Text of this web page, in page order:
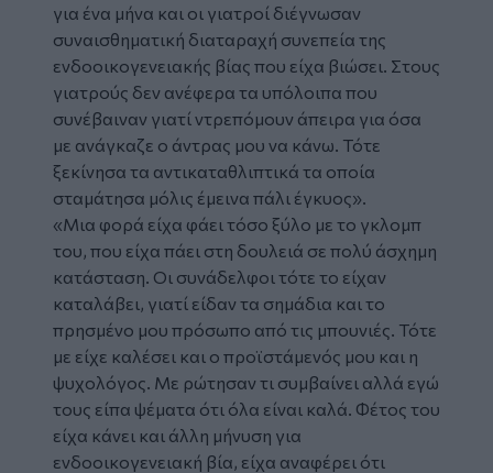
για ένα μήνα και οι γιατροί διέγνωσαν
συναισθηματική διαταραχή συνεπεία της
ενδοοικογενειακής βίας που είχα βιώσει. Στους
γιατρούς δεν ανέφερα τα υπόλοιπα που
συνέβαιναν γιατί ντρεπόμουν άπειρα για όσα
με ανάγκαζε ο άντρας μου να κάνω. Τότε
ξεκίνησα τα αντικαταθλιπτικά τα οποία
σταμάτησα μόλις έμεινα πάλι έγκυος».
«Μια φορά είχα φάει τόσο ξύλο με το γκλομπ
του, που είχα πάει στη δουλειά σε πολύ άσχημη
κατάσταση. Οι συνάδελφοι τότε το είχαν
καταλάβει, γιατί είδαν τα σημάδια και το
πρησμένο μου πρόσωπο από τις μπουνιές. Τότε
με είχε καλέσει και ο προϊστάμενός μου και η
ψυχολόγος. Με ρώτησαν τι συμβαίνει αλλά εγώ
τους είπα ψέματα ότι όλα είναι καλά. Φέτος του
είχα κάνει και άλλη μήνυση για
ενδοοικογενειακή βία, είχα αναφέρει ότι